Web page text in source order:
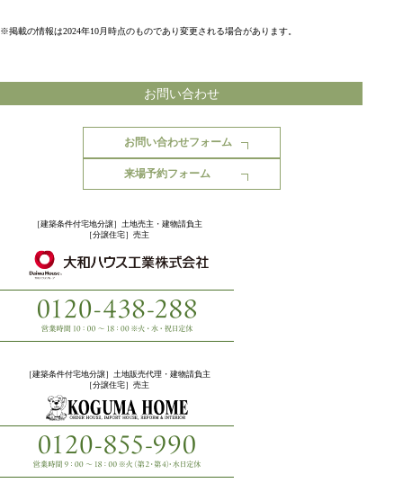
※掲載の情報は2024年10月時点のものであり変更される場合があります。
お問い合わせ
お問い合わせフォーム
来場予約フォーム
［建築条件付宅地分譲］
土地売主・建物請負主
［分譲住宅］ 売主
［建築条件付宅地分譲］
土地販売代理・建物請負主
［分譲住宅］ 売主